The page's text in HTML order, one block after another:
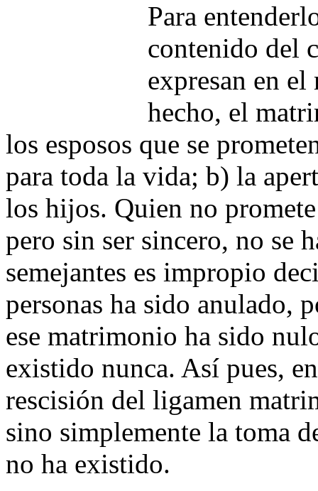
Para
contenido del
expresan en
hecho, el
los esposos que se
para toda la vida; b) la
los hijos. Quien no
pero sin ser sincero, no se
semejantes es impropio
personas ha sido anulado,
ese matrimonio ha sido
existido nunca. Así pues,
rescisión del ligamen
sino simplemente la toma
no ha existido.